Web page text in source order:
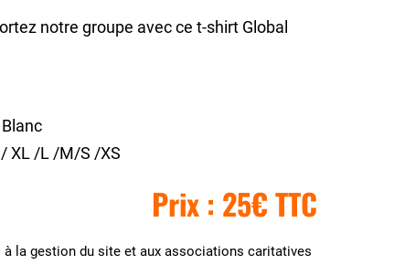
notre groupe avec ce t-shirt Global
XL /L /M/S /XS
Prix : 25€ TTC
la gestion du site et aux associations caritatives